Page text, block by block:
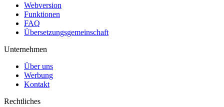
Webversion
Funktionen
FAQ
Übersetzungsgemeinschaft
Unternehmen
Über uns
Werbung
Kontakt
Rechtliches